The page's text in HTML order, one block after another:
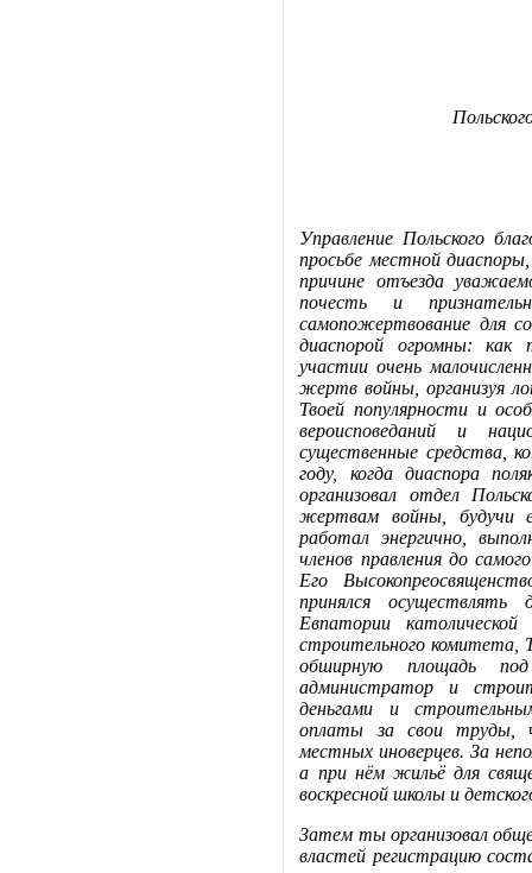
Управление Польского
просьбе местной
причине отъезда
почесть и
самопожертвование для
диаспорой огромны: как
участии очень
жертв войны, организуя
Твоей популярности и
вероисповеданий и
существенные средства,
году, когда диаспора
организовал отдел
жертвам войны, будучи
работал энергично,
членов правления до
Его
принялся осуществлять
Евпатории
строительного комитета,
обширную площадь
администратор и
деньгами и
оплаты за свои труды,
местных иноверцев. За
а при нём жильё для
воскресной школы и
Затем ты организовал
властей регистрацию